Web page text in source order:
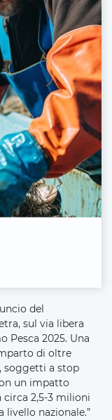
del
sul via libera
Pesca 2025. Una
di oltre
, soggetti a stop
un impatto
circa 2,5-3 milioni
nazionale.”